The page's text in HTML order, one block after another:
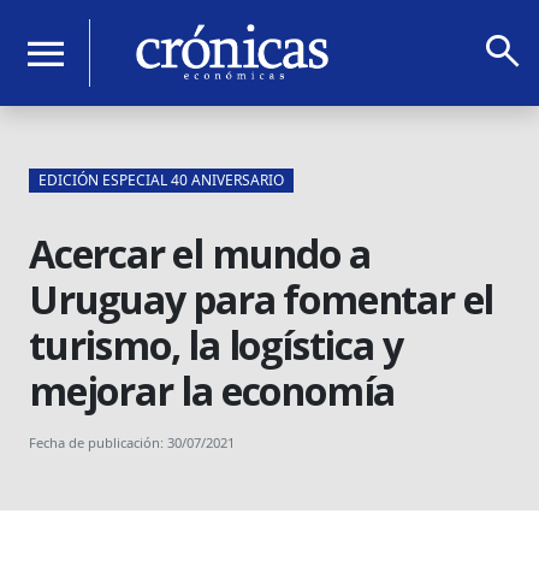
menu search
EDICIÓN ESPECIAL 40 ANIVERSARIO
Acercar el mundo a
Uruguay para fomentar el
turismo, la logística y
mejorar la economía
Fecha de publicación: 30/07/2021